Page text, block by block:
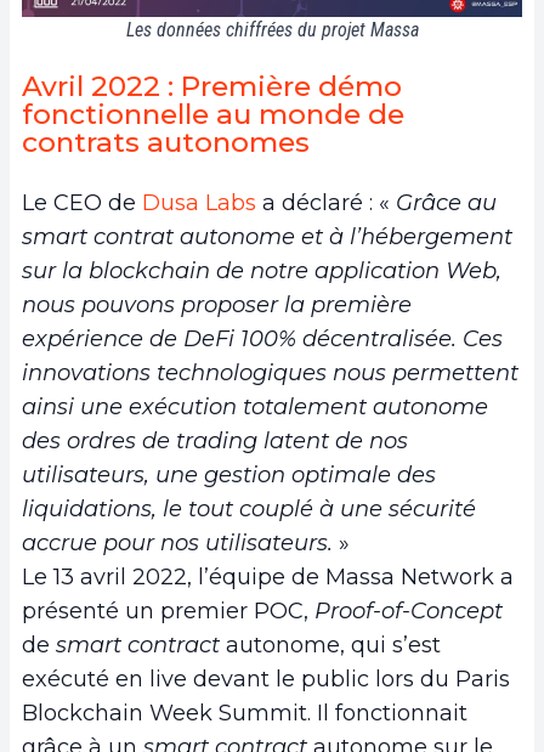
Les données chiffrées du projet Massa
Avril 2022 : Première démo
fonctionnelle au monde de
contrats autonomes
Le CEO de Dusa Labs a déclaré : « Grâce au
smart contrat autonome et à l’hébergement
sur la blockchain de notre application Web,
nous pouvons proposer la première
expérience de DeFi 100% décentralisée. Ces
innovations technologiques nous permettent
ainsi une exécution totalement autonome
des ordres de trading latent de nos
utilisateurs, une gestion optimale des
liquidations, le tout couplé à une sécurité
accrue pour nos utilisateurs. »
Le 13 avril 2022, l’équipe de Massa Network a
présenté un premier POC, Proof-of-Concept
de smart contract autonome, qui s’est
exécuté en live devant le public lors du Paris
Blockchain Week Summit. Il fonctionnait